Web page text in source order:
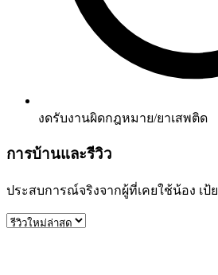
งดรับงานผิดกฎหมาย/ยาเสพติด
การบ้านและรีวิว
ประสบการณ์จริงจากผู้ที่เคยใช้น้อง เป้ย